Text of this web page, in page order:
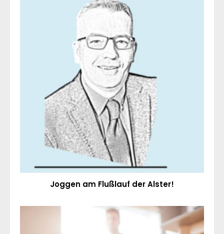
Joggen am Flußlauf der Alster!